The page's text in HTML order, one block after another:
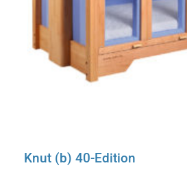
Knut (b) 40-Edition